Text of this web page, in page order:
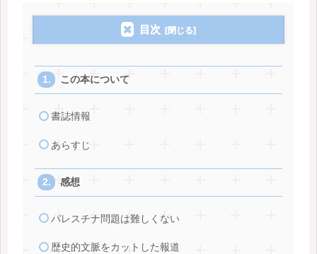
目次
この本について
書誌情報
あらすじ
感想
パレスチナ問題は難しくない
歴史的文脈をカットした報道